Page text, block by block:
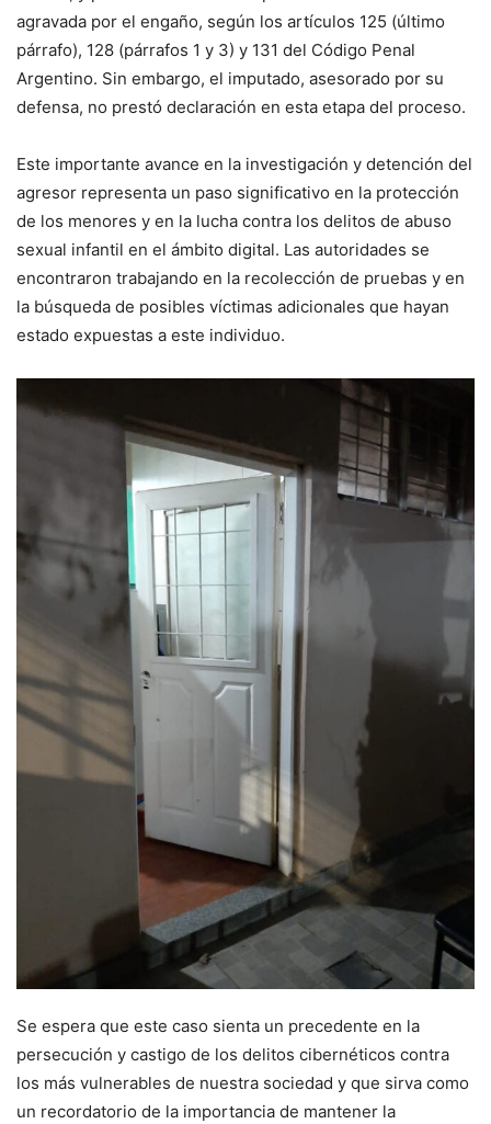
agravada por el engaño, según los artículos 125 (último
párrafo), 128 (párrafos 1 y 3) y 131 del Código Penal
Argentino. Sin embargo, el imputado, asesorado por su
defensa, no prestó declaración en esta etapa del proceso.
Este importante avance en la investigación y detención del
agresor representa un paso significativo en la protección
de los menores y en la lucha contra los delitos de abuso
sexual infantil en el ámbito digital. Las autoridades se
encontraron trabajando en la recolección de pruebas y en
la búsqueda de posibles víctimas adicionales que hayan
estado expuestas a este individuo.
Se espera que este caso sienta un precedente en la
persecución y castigo de los delitos cibernéticos contra
los más vulnerables de nuestra sociedad y que sirva como
un recordatorio de la importancia de mantener la